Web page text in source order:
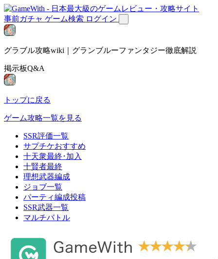
事前ガチャ ゲーム検索 ログイン
グラブル攻略wiki｜グランブルーファンタジー徹底解説
掲示板Q&A
トップに戻る
ゲーム攻略一覧を見る
SSR評価一覧
サプチケおすすめ
十天衆最終･加入
十賢者最終
理想武器編成
ジョブ一覧
パーティ編成投稿
SSR武器一覧
マルチバトル